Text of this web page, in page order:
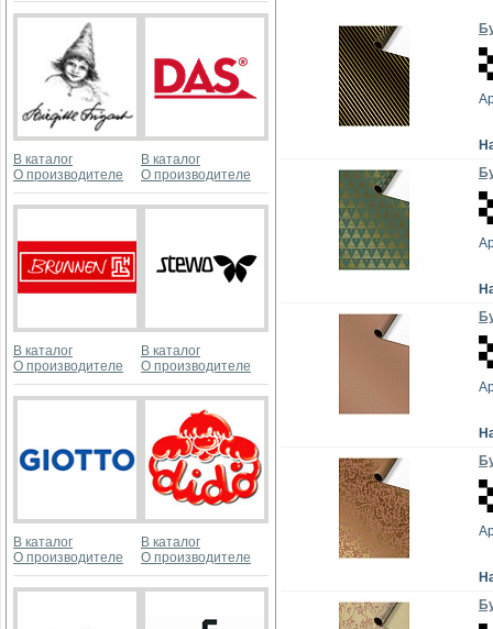
В каталог
О производителе
В каталог
О производителе
В каталог
О производителе
В каталог
О производителе
В каталог
О производителе
В каталог
О производителе